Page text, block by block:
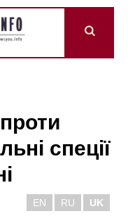
спеції
EN RU UK